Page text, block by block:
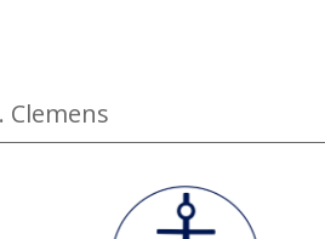
Clemens